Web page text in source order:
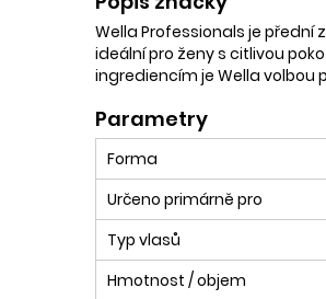
Wella Professionals je přední
ideální pro ženy s citlivou
ingrediencím je Wella volbou
Parametry
Forma
Určeno primárně pro
Typ vlasů
Hmotnost / objem